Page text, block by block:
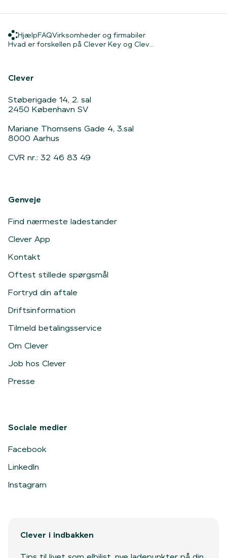
Hjem
HjælpHjælp
FAQFAQ
Virksomheder og firmabilerVirksomheder og
Hvad er forskellen på Clever Key og Clev...
Clever
Støberigade 14, 2. sal
2450 København SV
Mariane Thomsens Gade 4, 3.sal
8000 Aarhus
CVR nr.: 32 46 83 49
Genveje
Find nærmeste ladestander
Clever App
Kontakt
Oftest stillede spørgsmål
Fortryd din aftale
Driftsinformation
Tilmeld betalingsservice
Om Clever
Job hos Clever
Presse
Sociale medier
Facebook
LinkedIn
Instagram
Clever i indbakken